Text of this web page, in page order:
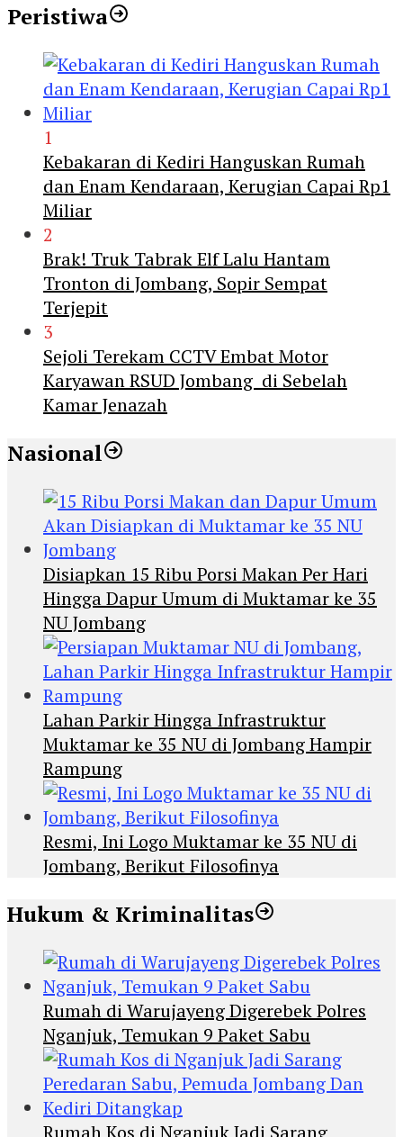
Peristiwa
1
Kebakaran di Kediri Hanguskan Rumah
dan Enam Kendaraan, Kerugian Capai Rp1
Miliar
2
Brak! Truk Tabrak Elf Lalu Hantam
Tronton di Jombang, Sopir Sempat
Terjepit
3
Sejoli Terekam CCTV Embat Motor
Karyawan RSUD Jombang di Sebelah
Kamar Jenazah
Nasional
Disiapkan 15 Ribu Porsi Makan Per Hari
Hingga Dapur Umum di Muktamar ke 35
NU Jombang
Lahan Parkir Hingga Infrastruktur
Muktamar ke 35 NU di Jombang Hampir
Rampung
Resmi, Ini Logo Muktamar ke 35 NU di
Jombang, Berikut Filosofinya
Hukum & Kriminalitas
Rumah di Warujayeng Digerebek Polres
Nganjuk, Temukan 9 Paket Sabu